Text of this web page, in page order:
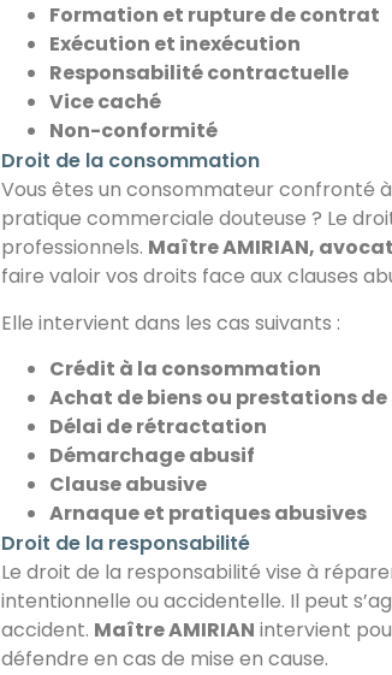
Formation et rupture de contrat
Exécution et inexécution
Responsabilité contractuelle
Vice caché
Non-conformité
Droit de la consommation
Vous êtes un consommateur confronté
pratique commerciale douteuse ? Le
professionnels. Maître AMIRIAN,
faire valoir vos droits face aux clauses
Elle intervient dans les cas suivants :
Crédit à la consommation
Achat de biens ou prestations de
Délai de rétractation
Démarchage abusif
Clause abusive
Arnaque et pratiques abusives
Droit de la responsabilité
Le droit de la responsabilité vise à
intentionnelle ou accidentelle. Il peut
accident. Maître AMIRIAN intervient
défendre en cas de mise en cause.